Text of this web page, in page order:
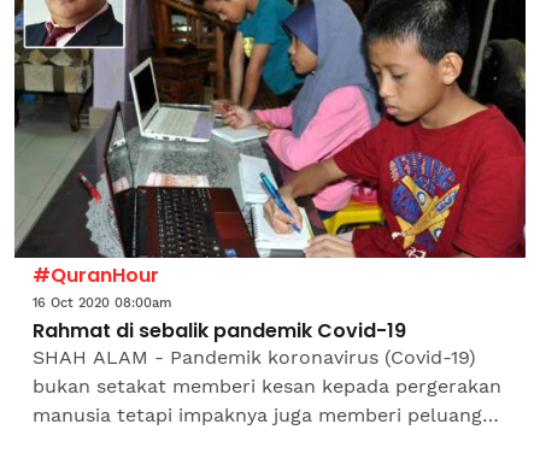
#QuranHour
16 Oct 2020 08:00am
Rahmat di sebalik pandemik Covid-19
SHAH ALAM - Pandemik koronavirus (Covid-19)
bukan setakat memberi kesan kepada pergerakan
manusia tetapi impaknya juga memberi peluang